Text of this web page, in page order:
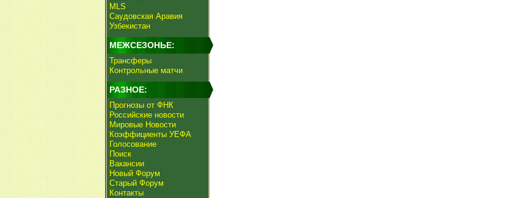
MLS
Саудовская Аравия
Узбекистан
МЕЖСЕЗОНЬЕ:
Трансферы
Контрольные матчи
РАЗНОЕ:
Прогнозы от ФНК
Российские новости
Мировые Новости
Коэффициенты УЕФА
Голосование
Поиск
Вакансии
Новый Форум
Старый Форум
Контакты